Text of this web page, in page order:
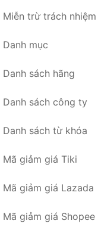
Miễn trừ trách nhiệm
Danh mục
Danh sách hãng
Danh sách công ty
Danh sách từ khóa
Mã giảm giá Tiki
Mã giảm giá Lazada
Mã giảm giá Shopee